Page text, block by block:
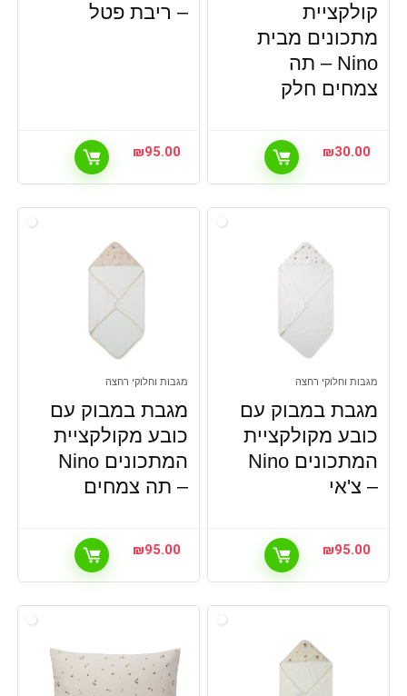
קולקציית
מתכונים מבית
Nino – תה
צמחים חלק
₪30.00
– ריבת פטל
₪95.00
מגבות וחלוקי רחצה
מגבת במבוק עם
כובע מקולקציית
המתכונים Nino
– צ'אי
₪95.00
מגבות וחלוקי רחצה
מגבת במבוק עם
כובע מקולקציית
המתכונים Nino
– תה צמחים
₪95.00